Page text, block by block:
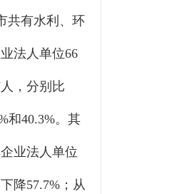
共有水利、环
法人单位66
人，分别比
和40.3%。其
业法人单位
降57.7% ；从